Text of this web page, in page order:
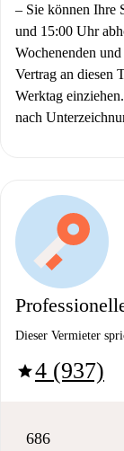
– Sie können Ihre
und 15:00 Uhr
Wochenenden
Vertrag an diesen
Werktag einziehen.
nach
Dieser Vermieter
star4 (937)
686